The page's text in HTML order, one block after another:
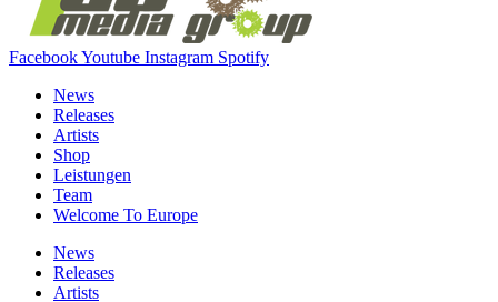
FacebookYoutube Instagram Spotify
News
Releases
Artists
Shop
Leistungen
Team
Welcome To Europe
News
Releases
Artists